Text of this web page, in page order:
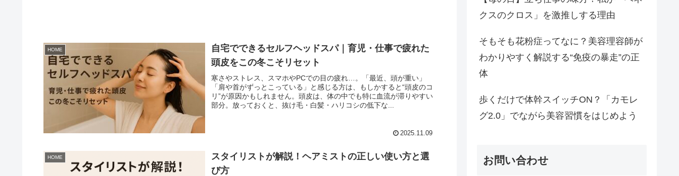
HOME
自宅でできるセルフヘッドスパ｜育児・仕事で疲れた
頭皮をこの冬こそリセット
寒さやストレス、スマホやPCでの目の疲れ…。「最近、頭が重い」
「肩や首がずっとこっている」と感じる方は、もしかすると“頭皮のコ
リ”が原因かもしれません。頭皮は、体の中でも特に血流が滞りやすい
部分。放っておくと、抜け毛・白髪・ハリコシの低下な...
2025.11.09
HOME
スタイリストが解説！ヘアミストの正しい使い方と選
び方
クスのクロス」を激推しする理由
そもそも花粉症ってなに？美容理容師が
わかりやすく解説する“免疫の暴走”の正
体
歩くだけで体幹スイッチON？「カモレ
グ2.0」でながら美容習慣をはじめよう
お問い合わせ